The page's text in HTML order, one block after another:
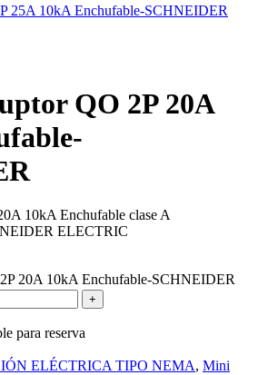
QO 2P 20A
10kA Enchufable clase A
ELECTRIC
20A 10kA Enchufable-SCHNEIDER
para reserva
ELÉCTRICA TIPO NEMA, Mini